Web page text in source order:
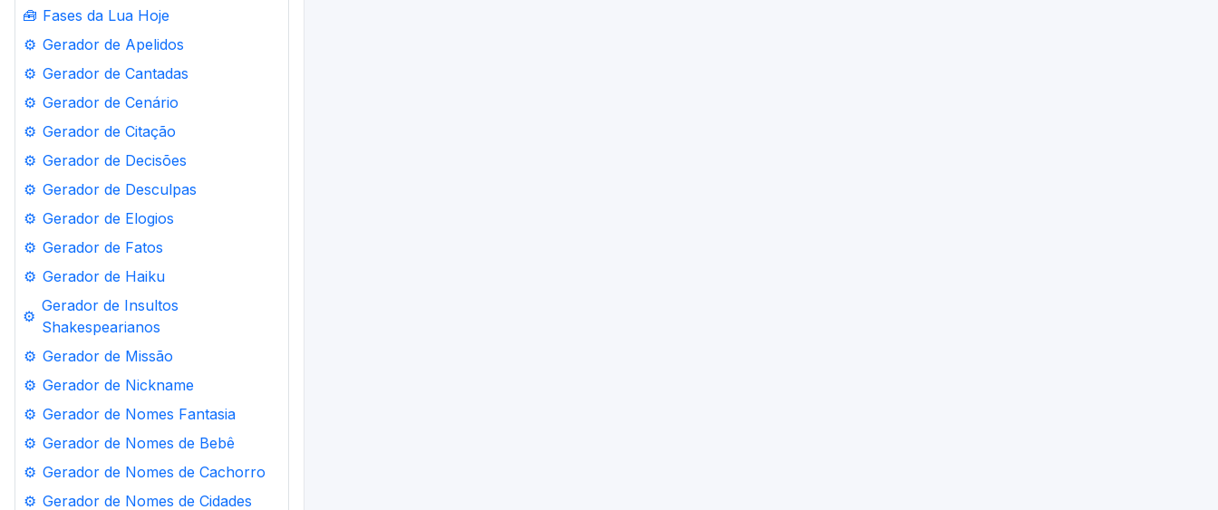
🧰 Fases da Lua Hoje
⚙️ Gerador de Apelidos
⚙️ Gerador de Cantadas
⚙️ Gerador de Cenário
⚙️ Gerador de Citação
⚙️ Gerador de Decisões
⚙️ Gerador de Desculpas
⚙️ Gerador de Elogios
⚙️ Gerador de Fatos
⚙️ Gerador de Haiku
⚙️
Gerador de Insultos
Shakespearianos
⚙️ Gerador de Missão
⚙️ Gerador de Nickname
⚙️ Gerador de Nomes Fantasia
⚙️ Gerador de Nomes de Bebê
⚙️ Gerador de Nomes de Cachorro
⚙️ Gerador de Nomes de Cidades